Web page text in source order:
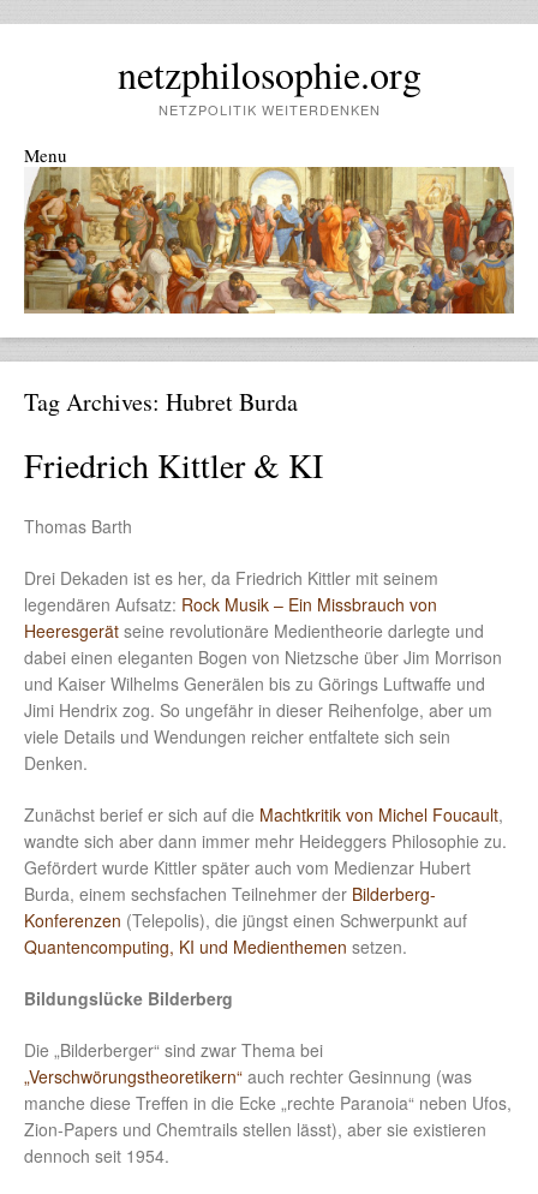
netzphilosophie.org
NETZPOLITIK WEITERDENKEN
Menu
Skip to content
Tag Archives: Hubret Burda
Friedrich Kittler & KI
Thomas Barth
Drei Dekaden ist es her, da Friedrich Kittler mit seinem
legendären Aufsatz: Rock Musik – Ein Missbrauch von
Heeresgerät seine revolutionäre Medientheorie darlegte und
dabei einen eleganten Bogen von Nietzsche über Jim Morrison
und Kaiser Wilhelms Generälen bis zu Görings Luftwaffe und
Jimi Hendrix zog. So ungefähr in dieser Reihenfolge, aber um
viele Details und Wendungen reicher entfaltete sich sein
Denken.
Zunächst berief er sich auf die Machtkritik von Michel Foucault,
wandte sich aber dann immer mehr Heideggers Philosophie zu.
Gefördert wurde Kittler später auch vom Medienzar Hubert
Burda, einem sechsfachen Teilnehmer der Bilderberg-
Konferenzen (Telepolis), die jüngst einen Schwerpunkt auf
Quantencomputing, KI und Medienthemen setzen.
Bildungslücke Bilderberg
Die „Bilderberger“ sind zwar Thema bei
„Verschwörungstheoretikern“ auch rechter Gesinnung (was
manche diese Treffen in die Ecke „rechte Paranoia“ neben Ufos,
Zion-Papers und Chemtrails stellen lässt), aber sie existieren
dennoch seit 1954.